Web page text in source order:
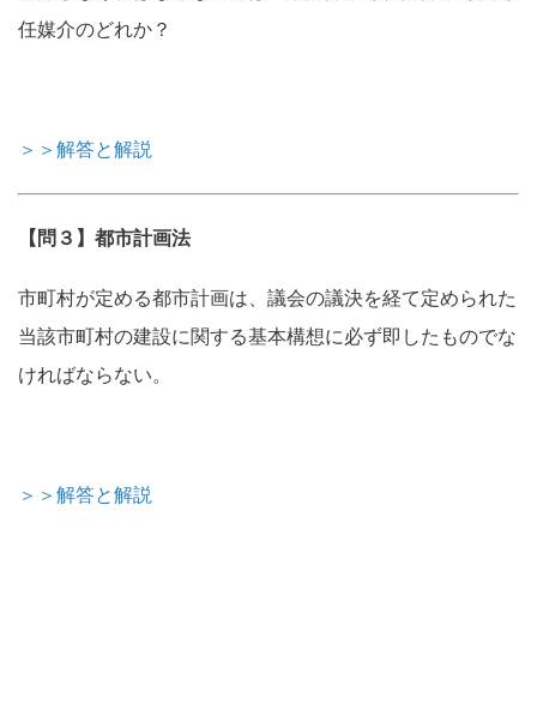
任媒介のどれか？
＞＞解答と解説
【問３】都市計画法
市町村が定める都市計画は、議会の議決を経て定められた
当該市町村の建設に関する基本構想に必ず即したものでな
ければならない。
＞＞解答と解説